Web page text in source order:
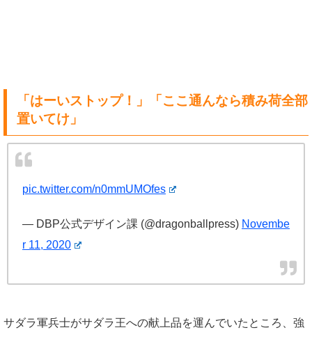
「はーいストップ！」「ここ通んなら積み荷全部
置いてけ」
pic.twitter.com/n0mmUMOfes
— DBP公式デザイン課 (@dragonballpress) Novembe
r 11, 2020
サダラ軍兵士がサダラ王への献上品を運んでいたところ、強